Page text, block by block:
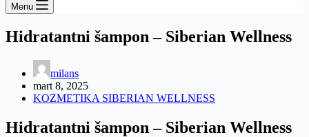
Menu
Hidratantni šampon – Siberian Wellness
milans
mart 8, 2025
KOZMETIKA SIBERIAN WELLNESS
Hidratantni šampon – Siberian Wellness